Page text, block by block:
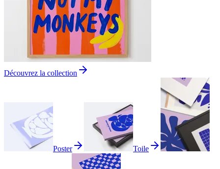
Découvrez la collection
Poster Toile